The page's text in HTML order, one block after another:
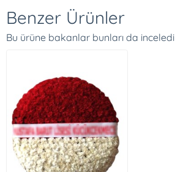
Benzer Ürünler
Bu ürüne bakanlar bunları da inceledi